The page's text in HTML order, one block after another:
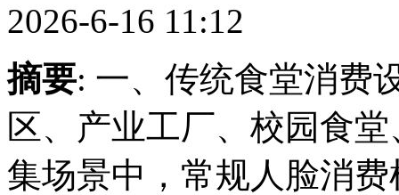
2026-6-16 11:12
摘要: 一、传统食堂消费
区、产业工厂、校园食
集场景中，常规人脸消